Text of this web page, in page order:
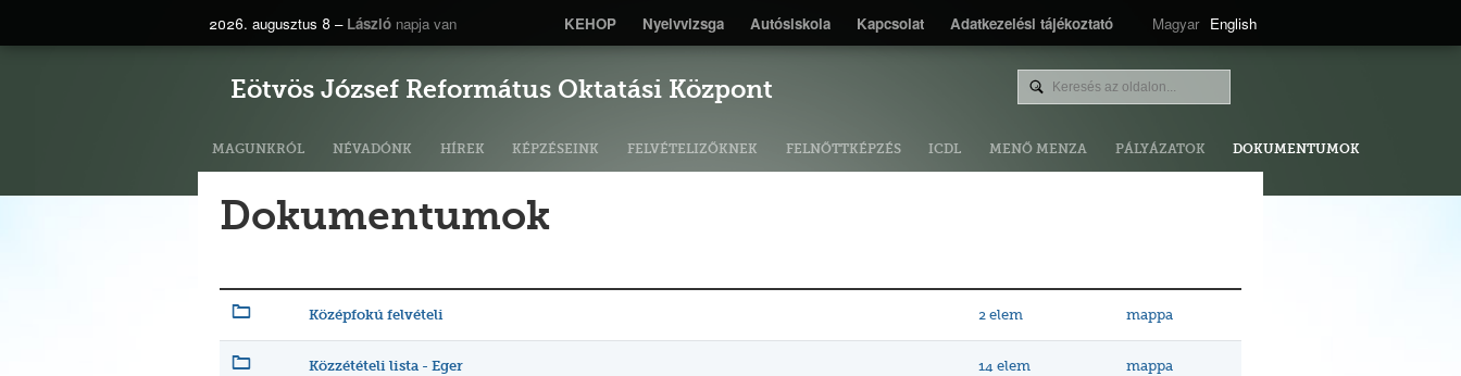
Magyar English
2026. augusztus 8 – László napja van KEHOP Nyelvvizsga Autósiskola Kapcsolat Adatkezelési tájékoztató
Eötvös József Református Oktatási Központ
MAGUNKRÓL NÉVADÓNK HÍREK KÉPZÉSEINK FELVÉTELIZŐKNEK FELNŐTTKÉPZÉS ICDL MENŐ MENZA PÁLYÁZATOK DOKUMENTUMOK
Dokumentumok
Középfokú felvételi 2 elem mappa
Közzétételi lista - Eger 14 elem mappa